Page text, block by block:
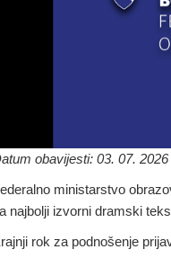
obavijesti: 03. 07. 2026
ministarstvo
najbolji izvorni dramski
rok za podnošenje